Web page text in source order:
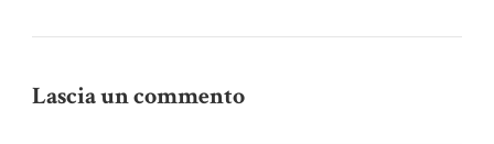
Lascia un commento